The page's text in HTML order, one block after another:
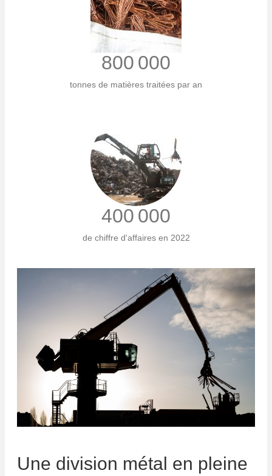
800 000
tonnes de matières traitées par an
400 000
de chiffre d'affaires en 2022
Une division métal en pleine